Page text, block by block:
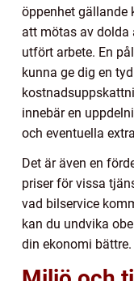
öppenhet gällande
att mötas av dolda
utfört arbete. En
kunna ge dig en
innebär en
och eventuella
Det är även en
priser för vissa
vad bilservice
kan du undvika
din ekonomi bättre.